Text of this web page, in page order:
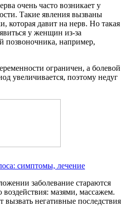
очень часто возникает у
Такие явления вызваны
которая давит на нерв. Но такая
у женщин из-за
позвоночника, например,
ограничен, а болевой
увеличивается, поэтому недуг
симптомы, лечение
заболевание стараются
воздействия: мазями, массажем.
негативные последствия